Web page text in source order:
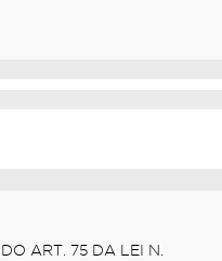
ART. 75 DA LEI N.